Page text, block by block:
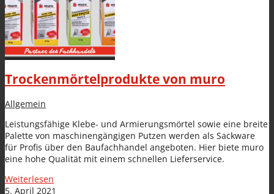
Trockenmörtelprodukte von muro
Allgemein
Leistungsfähige Klebe- und Armierungsmörtel sowie eine breite
Palette von maschinengängigen Putzen werden als Sackware
für Profis über den Baufachhandel angeboten. Hier biete muro
eine hohe Qualität mit einem schnellen Lieferservice.
Weiterlesen
5. April 2021